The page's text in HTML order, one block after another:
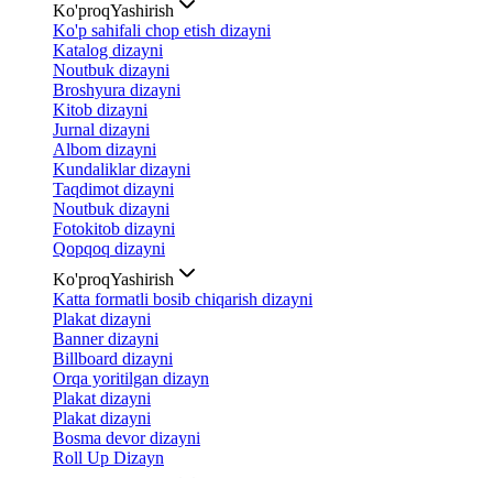
Ko'proqYashirish
Ko'p sahifali chop etish dizayni
Katalog dizayni
Noutbuk dizayni
Broshyura dizayni
Kitob dizayni
Jurnal dizayni
Albom dizayni
Kundaliklar dizayni
Taqdimot dizayni
Noutbuk dizayni
Fotokitob dizayni
Qopqoq dizayni
Ko'proqYashirish
Katta formatli bosib chiqarish dizayni
Plakat dizayni
Banner dizayni
Billboard dizayni
Orqa yoritilgan dizayn
Plakat dizayni
Plakat dizayni
Bosma devor dizayni
Roll Up Dizayn